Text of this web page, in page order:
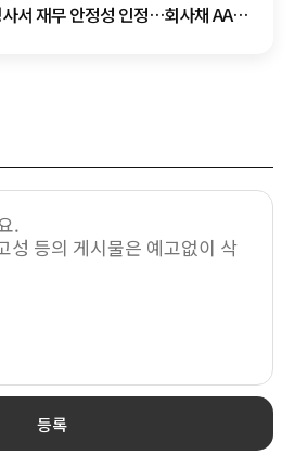
회 참석
서 재무 안정성 인정…회사채 AA-·
등록